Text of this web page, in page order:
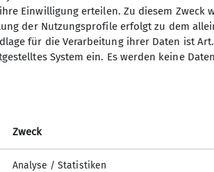
seine*ihre Kenntnisse auf,
Verhalten
Strukturen der
Einwilligung erteilen. Zu diesem
der Nutzungsprofile erfolgt zu dem
für die Verarbeitung ihrer Daten ist
System ein. Es werden keine
Zweck
Analyse / Statistiken